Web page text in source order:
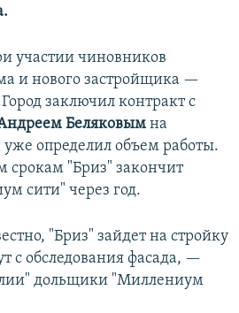
участии чиновников
и нового застройщика —
заключил контракт с
Беляковым на
уже определил объем работы.
срокам "Бриз" закончит
сити" через год.
"Бриз" зайдет на стройку
с обследования фасада, —
дольщики "Миллениум